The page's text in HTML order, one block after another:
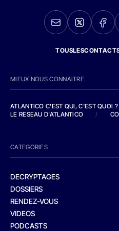
MIEUX NOUS CONNAITRE
ATLANTICO C'EST QUI, C'EST QUOI ?
LE RESEAU D'ATLANTICO
/
CATEGORIES
DECRYPTAGES
DOSSIERS
RENDEZ-VOUS
VIDEOS
PODCASTS